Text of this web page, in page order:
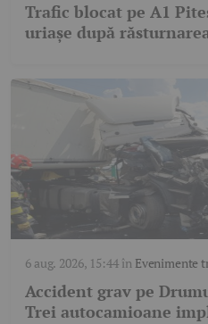
Trafic blocat pe A1
uriașe după
6 aug. 2026, 15:44în Evenimente
Accident grav pe
Trei autocamioane